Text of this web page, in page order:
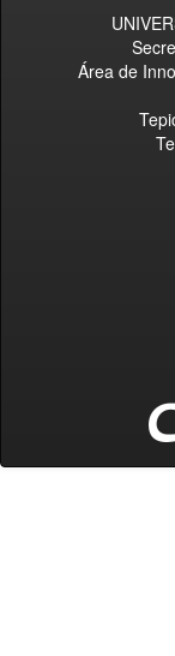
Área de